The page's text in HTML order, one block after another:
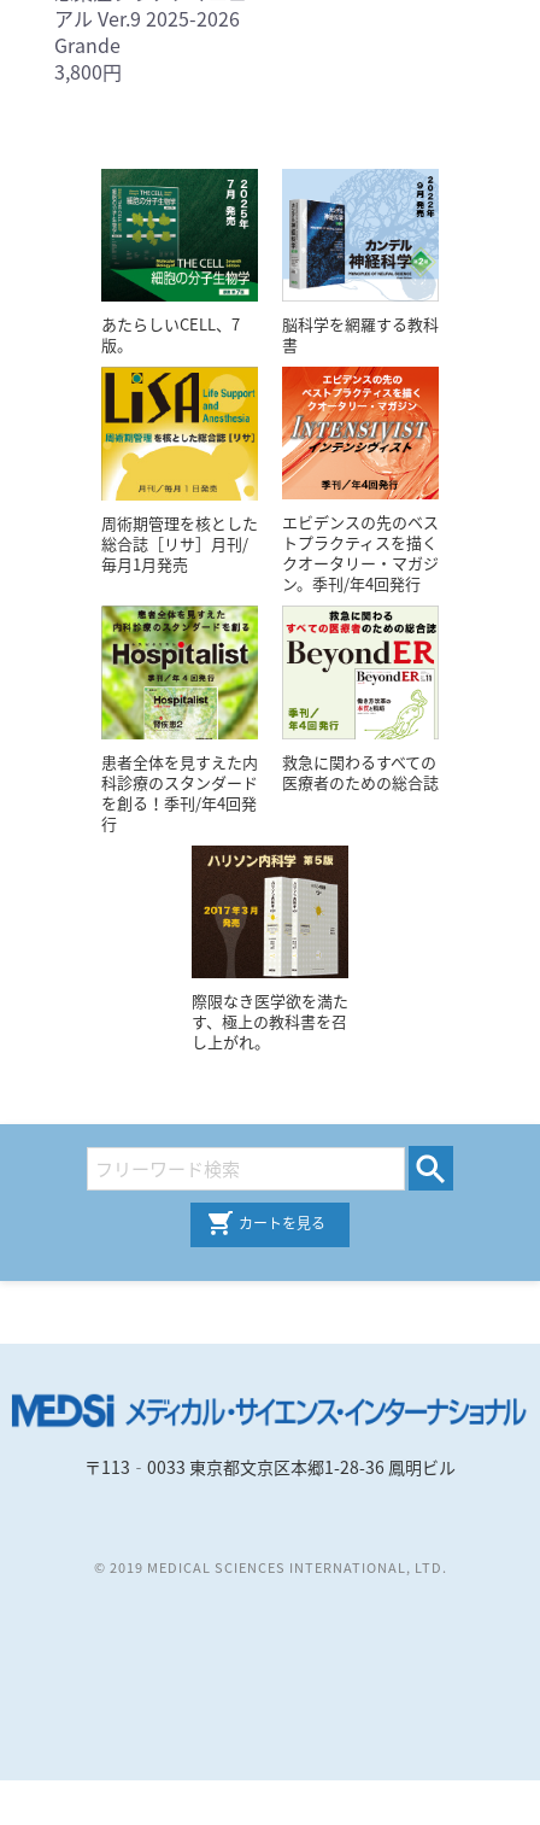
アル Ver.9 2025-2026
Grande
3,800円
あたらしいCELL、7
版。
脳科学を網羅する教科
書
周術期管理を核とした
総合誌［リサ］月刊/
毎月1月発売
エビデンスの先のベス
トプラクティスを描く
クオータリー・マガジ
ン。季刊/年4回発行
患者全体を見すえた内
科診療のスタンダード
を創る！季刊/年4回発
行
救急に関わるすべての
医療者のための総合誌
際限なき医学欲を満た
す、極上の教科書を召
し上がれ。
カートを見る
〒113‐0033 東京都文京区本郷1-28-36 鳳明ビル
© 2019 MEDICAL SCIENCES INTERNATIONAL, LTD.